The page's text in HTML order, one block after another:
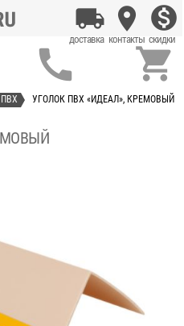
 
УГОЛОК ПВХ «ИДЕАЛ», КРЕМОВЫЙ